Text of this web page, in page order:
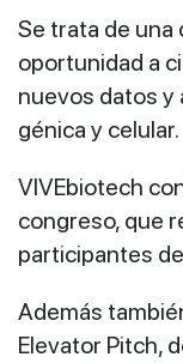
Se trata de una
oportunidad a
nuevos datos y
génica y celular.
VIVEbiotech
congreso, que
participantes
Además
Elevator Pitch,